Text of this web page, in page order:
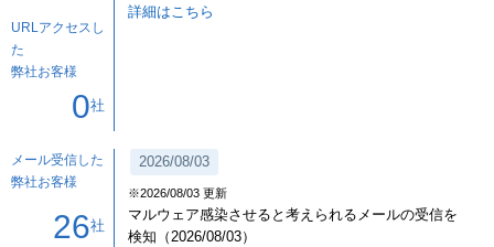
URLアクセスし
た
弊社お客様
0社
詳細はこちら
メール受信した
弊社お客様
26社
2026/08/03
※2026/08/03 更新
マルウェア感染させると考えられるメールの受信を
検知（2026/08/03）